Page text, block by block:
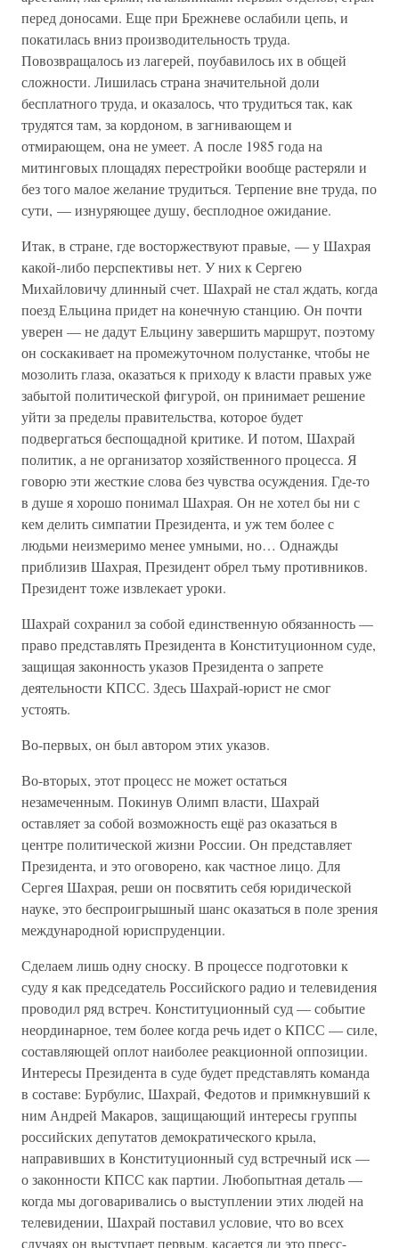
перед доносами. Еще при Брежневе ослабили цепь, и
покатилась вниз производительность труда.
Повозвращалось из лагерей, поубавилось их в общей
сложности. Лишилась страна значительной доли
бесплатного труда, и оказалось, что трудиться так, как
трудятся там, за кордоном, в загнивающем и
отмирающем, она не умеет. А после 1985 года на
митинговых площадях перестройки вообще растеряли и
без того малое желание трудиться. Терпение вне труда, по
сути, — изнуряющее душу, бесплодное ожидание.
Итак, в стране, где восторжествуют правые, — у Шахрая
какой-либо перспективы нет. У них к Сергею
Михайловичу длинный счет. Шахрай не стал ждать, когда
поезд Ельцина придет на конечную станцию. Он почти
уверен — не дадут Ельцину завершить маршрут, поэтому
он соскакивает на промежуточном полустанке, чтобы не
мозолить глаза, оказаться к приходу к власти правых уже
забытой политической фигурой, он принимает решение
уйти за пределы правительства, которое будет
подвергаться беспощадной критике. И потом, Шахрай
политик, а не организатор хозяйственного процесса. Я
говорю эти жесткие слова без чувства осуждения. Где-то
в душе я хорошо понимал Шахрая. Он не хотел бы ни с
кем делить симпатии Президента, и уж тем более с
людьми неизмеримо менее умными, но… Однажды
приблизив Шахрая, Президент обрел тьму противников.
Президент тоже извлекает уроки.
Шахрай сохранил за собой единственную обязанность —
право представлять Президента в Конституционном суде,
защищая законность указов Президента о запрете
деятельности КПСС. Здесь Шахрай-юрист не смог
устоять.
Во-первых, он был автором этих указов.
Во-вторых, этот процесс не может остаться
незамеченным. Покинув Олимп власти, Шахрай
оставляет за собой возможность ещё раз оказаться в
центре политической жизни России. Он представляет
Президента, и это оговорено, как частное лицо. Для
Сергея Шахрая, реши он посвятить себя юридической
науке, это беспроигрышный шанс оказаться в поле зрения
международной юриспруденции.
Сделаем лишь одну сноску. В процессе подготовки к
суду я как председатель Российского радио и телевидения
проводил ряд встреч. Конституционный суд — событие
неординарное, тем более когда речь идет о КПСС — силе,
составляющей оплот наиболее реакционной оппозиции.
Интересы Президента в суде будет представлять команда
в составе: Бурбулис, Шахрай, Федотов и примкнувший к
ним Андрей Макаров, защищающий интересы группы
российских депутатов демократического крыла,
направивших в Конституционный суд встречный иск —
о законности КПСС как партии. Любопытная деталь —
когда мы договаривались о выступлении этих людей на
телевидении, Шахрай поставил условие, что во всех
случаях он выступает первым, касается ли это пресс-